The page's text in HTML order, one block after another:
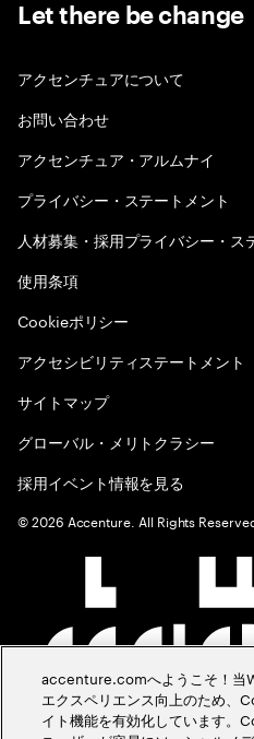
Let there be change
アクセンチュアについて
お問い合わせ
アクセンチュア・アルムナイ
プライバシー・ステートメント
人材募集・採用プライバシー・ス
使用条項
Cookieポリシー
アクセシビリティステートメント
サイトマップ
グローバル・メリトクラシー
採用イベント情報を見る
©2026 Accenture. All Rights
accenture.comへようこそ！当
エクスペリエンス向上のため、
イト機能を有効化しています。